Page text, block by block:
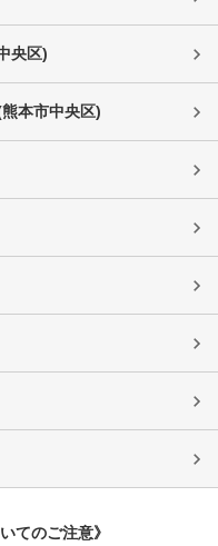
央区)
熊本市中央区)
てのご注意》